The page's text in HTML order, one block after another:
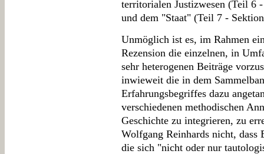
territorialen Justizwesen (Teil 6
und dem "Staat" (Teil 7 -
Unmöglich ist es, im Rahmen
Rezension die einzelnen, in
sehr heterogenen Beiträge
inwieweit die in dem
Erfahrungsbegriffes dazu
verschiedenen methodischen
Geschichte zu integrieren, zu
Wolfgang Reinhards nicht,
die sich "nicht oder nur